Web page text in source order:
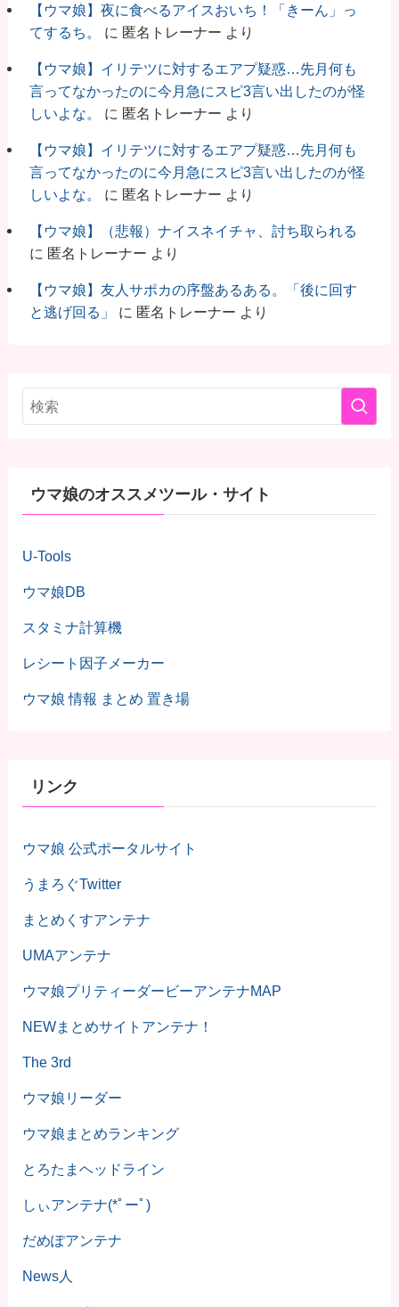
【ウマ娘】夜に食べるアイスおいち！「きーん」っ
てするち。
に 匿名トレーナー より
【ウマ娘】イリテツに対するエアプ疑惑…先月何も
言ってなかったのに今月急にスピ3言い出したのが怪
しいよな。
に 匿名トレーナー より
【ウマ娘】イリテツに対するエアプ疑惑…先月何も
言ってなかったのに今月急にスピ3言い出したのが怪
しいよな。
に 匿名トレーナー より
【ウマ娘】（悲報）ナイスネイチャ、討ち取られる
に 匿名トレーナー より
【ウマ娘】友人サポカの序盤あるある。「後に回す
と逃げ回る」
に 匿名トレーナー より
ウマ娘のオススメツール・サイト
U-Tools
ウマ娘DB
スタミナ計算機
レシート因子メーカー
ウマ娘 情報 まとめ 置き場
リンク
ウマ娘 公式ポータルサイト
うまろぐTwitter
まとめくすアンテナ
UMAアンテナ
ウマ娘プリティーダービーアンテナMAP
NEWまとめサイトアンテナ！
The 3rd
ウマ娘リーダー
ウマ娘まとめランキング
とろたまヘッドライン
しぃアンテナ(*ﾟーﾟ)
だめぽアンテナ
News人